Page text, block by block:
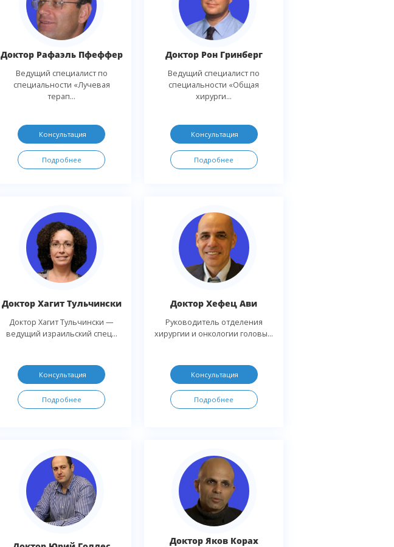
Доктор Рафаэль Пфеффер
Ведущий специалист по
специальности «Лучевая
терап...
Консультация
Подробнее
Доктор Рон Гринберг
Ведущий специалист по
специальности «Общая
хирурги...
Консультация
Подробнее
Доктор Хагит Тульчински
Доктор Хагит Тульчински —
ведущий израильский спец...
Консультация
Подробнее
Доктор Хефец Ави
Руководитель отделения
хирургии и онкологии головы...
Консультация
Подробнее
Доктор Яков Корах